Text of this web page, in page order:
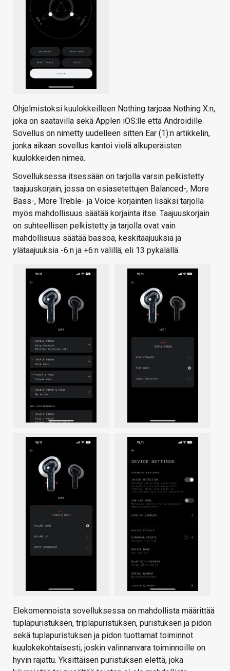
Ohjelmistoksi kuulokkeilleen Nothing tarjoaa Nothing X:n,
joka on saatavilla sekä Applen iOS:lle että Androidille.
Sovellus on nimetty uudelleen sitten Ear (1):n artikkelin,
jonka aikaan sovellus kantoi vielä alkuperäisten
kuulokkeiden nimeä.
Sovelluksessa itsessään on tarjolla varsin pelkistetty
taajuuskorjain, jossa on esiasetettujen Balanced-, More
Bass-, More Treble- ja Voice-korjainten lisäksi tarjolla
myös mahdollisuus säätää korjainta itse. Taajuuskorjain
on suhteellisen pelkistetty ja tarjolla ovat vain
mahdollisuus säätää bassoa, keskitaajuuksia ja
ylätaajuuksia -6:n ja +6:n välillä, eli 13 pykälällä.
Elekomennoista sovelluksessa on mahdollista määrittää
tuplapuristuksen, triplapuristuksen, puristuksen ja pidon
sekä tuplapuristuksen ja pidon tuottamat toiminnot
kuulokekohtaisesti, joskin valinnanvara toiminnoille on
hyvin rajattu. Yksittäisen puristuksen elettä, joka